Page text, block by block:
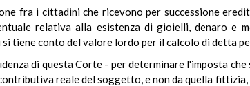
fra i cittadini che ricevono per successione
relativa alla esistenza di gioielli, denaro e
tiene conto del valore lordo per il calcolo di detta
di questa Corte - per determinare l'imposta che
reale del soggetto, e non da quella fittizia,